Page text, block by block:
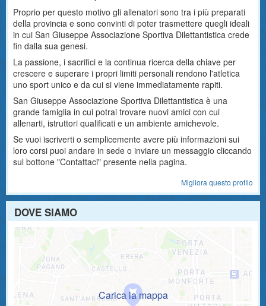
Proprio per questo motivo gli allenatori sono tra i più preparati
della provincia e sono convinti di poter trasmettere quegli ideali
in cui San Giuseppe Associazione Sportiva Dilettantistica crede
fin dalla sua genesi.
La passione, i sacrifici e la continua ricerca della chiave per
crescere e superare i propri limiti personali rendono l'atletica
uno sport unico e da cui si viene immediatamente rapiti.
San Giuseppe Associazione Sportiva Dilettantistica è una
grande famiglia in cui potrai trovare nuovi amici con cui
allenarti, istruttori qualificati e un ambiente amichevole.
Se vuoi iscriverti o semplicemente avere più informazioni sui
loro corsi puoi andare in sede o inviare un messaggio cliccando
sul bottone "Contattaci" presente nella pagina.
Migliora questo profilo
DOVE SIAMO